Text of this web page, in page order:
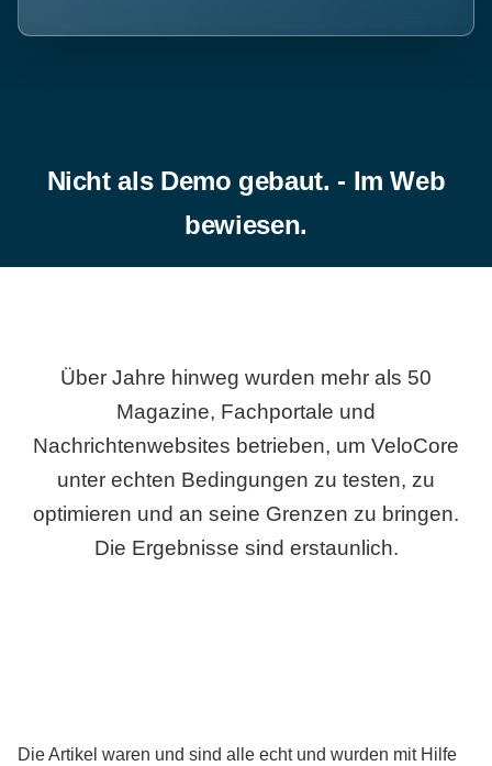
Nicht als Demo gebaut. - Im Web
bewiesen.
Über Jahre hinweg wurden mehr als 50
Magazine, Fachportale und
Nachrichtenwebsites betrieben, um VeloCore
unter echten Bedingungen zu testen, zu
optimieren und an seine Grenzen zu bringen.
Die Ergebnisse sind erstaunlich.
Die Artikel waren und sind alle echt und wurden mit Hilfe